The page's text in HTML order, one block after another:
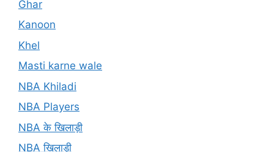
Ghar
Kanoon
Khel
Masti karne wale
NBA Khiladi
NBA Players
NBA के खिलाड़ी
NBA खिलाड़ी